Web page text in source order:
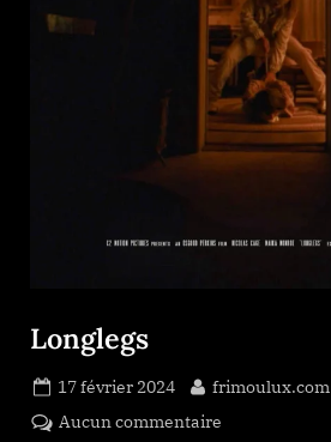
Longlegs
Posted
on
17 février 2024 By
frimoulux.com
Aucun commentaire